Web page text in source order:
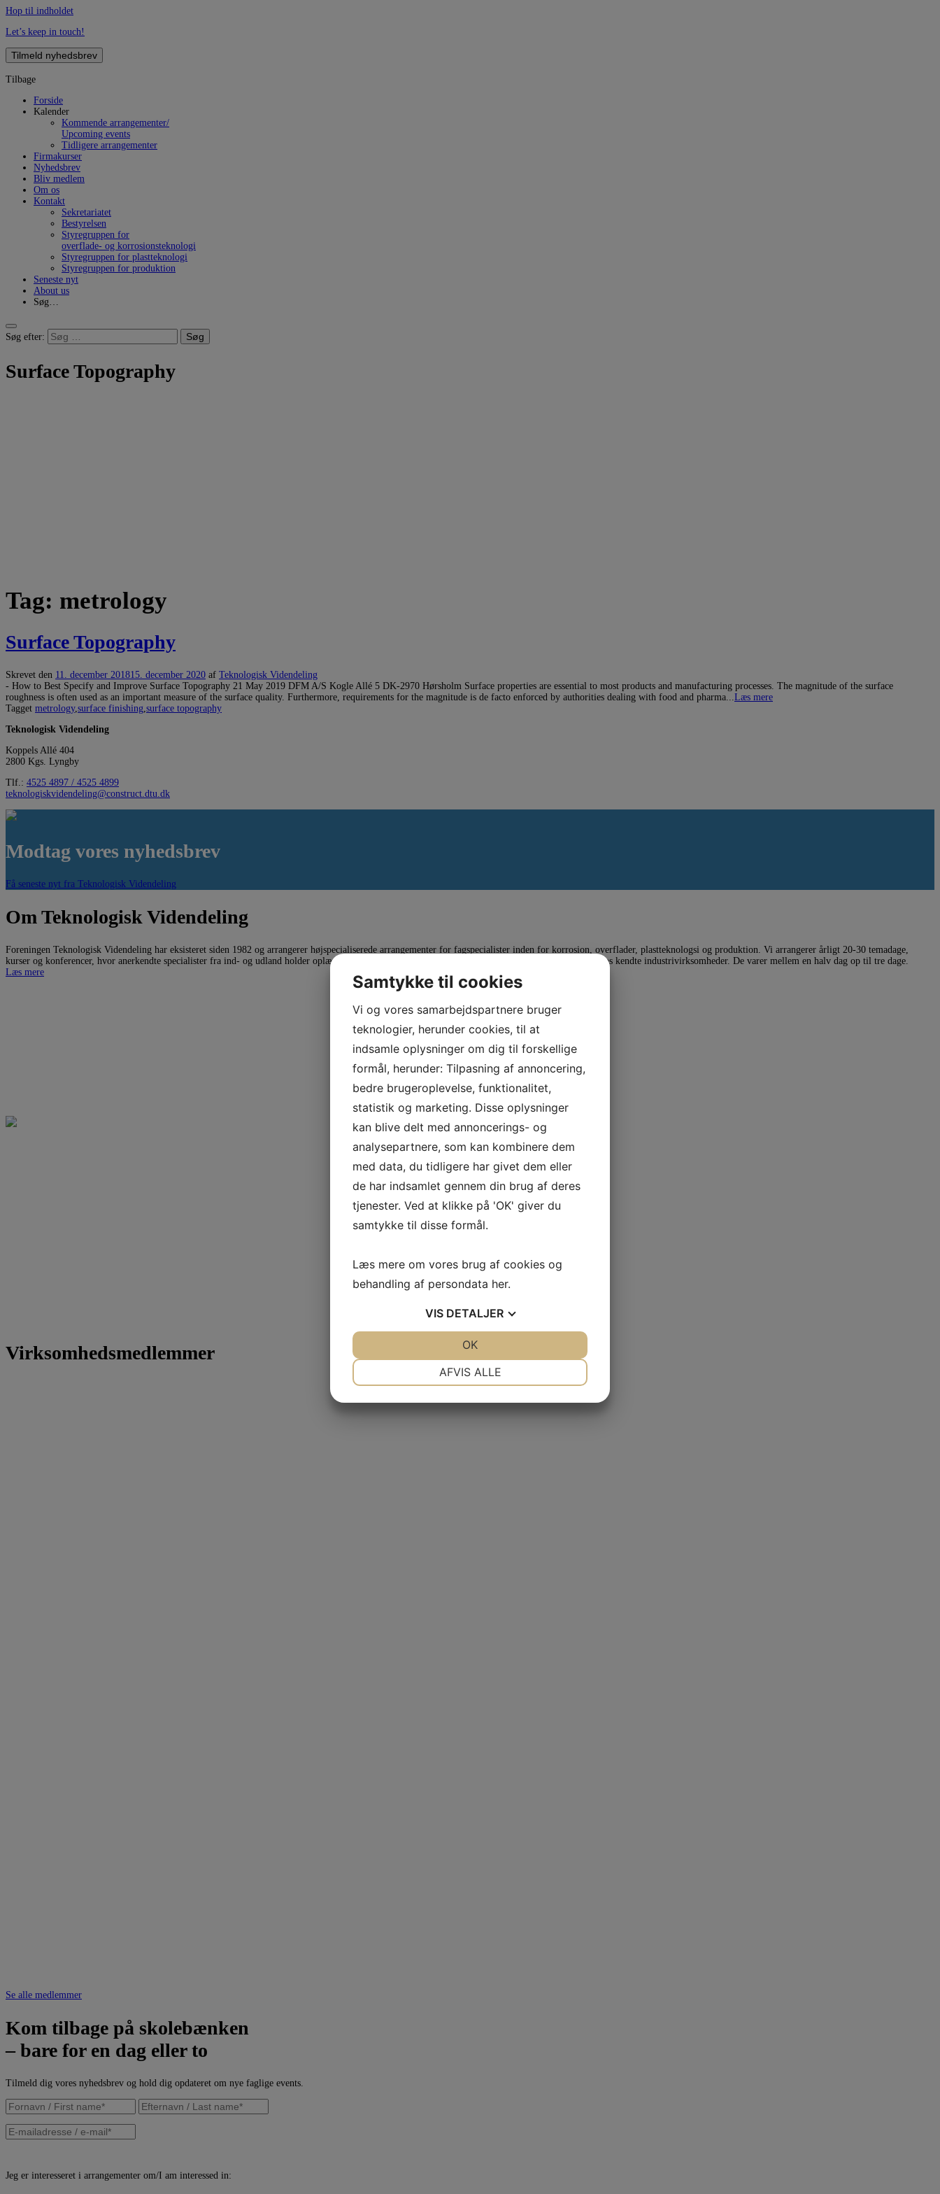
Hop til indholdet
Let’s keep in touch!
Tilmeld nyhedsbrev
Tilbage
Forside
Kalender
Kommende arrangementer/
Upcoming events
Tidligere arrangementer
Firmakurser
Nyhedsbrev
Bliv medlem
Om os
Kontakt
Sekretariatet
Bestyrelsen
Styregruppen for
overflade- og korrosionsteknologi
Styregruppen for plastteknologi
Styregruppen for produktion
Seneste nyt
About us
Søg…
Søg efter:
Surface Topography
Tag: metrology
Surface Topography
Skrevet den 11. december 201815. december 2020 af Teknologisk Videndeling
- How to Best Specify and Improve Surface Topography 21 May 2019 DFM A/S Kogle Allé 5 DK-2970 Hørsholm Surface properties are essential to most products and manufacturing processes. The magnitude of the surface
roughness is often used as an important measure of the surface quality. Furthermore, requirements for the magnitude is de facto enforced by authorities dealing with food and pharma...Læs mere
Tagget metrology,surface finishing,surface topography
Teknologisk Videndeling
Koppels Allé 404
2800 Kgs. Lyngby
Tlf.: 4525 4897 / 4525 4899
teknologiskvidendeling@construct.dtu.dk
Modtag vores nyhedsbrev
Få seneste nyt fra Teknologisk Videndeling
Om Teknologisk Videndeling
Foreningen Teknologisk Videndeling har eksisteret siden 1982 og arrangerer højspecialiserede arrangementer for fagspecialister inden for korrosion, overflader, plastteknologsi og produktion. Vi arrangerer årligt 20-30 temadage,
kurser og konferencer, hvor anerkendte specialister fra ind- og udland holder oplæg. Ofte foregår arrangementerne hos medlemsvirksomhederne eller hos kendte industrivirksomheder. De varer mellem en halv dag op til tre dage.
Læs mere
Virksomhedsmedlemmer
Se alle medlemmer
Kom tilbage på skolebænken
– bare for en dag eller to
Tilmeld dig vores nyhedsbrev og hold dig opdateret om nye faglige events.
Jeg er interesseret i arrangementer om/I am interessed in:
Samtykke til cookies
Vi og vores samarbejdspartnere bruger
teknologier, herunder cookies, til at
indsamle oplysninger om dig til forskellige
formål, herunder: Tilpasning af annoncering,
bedre brugeroplevelse, funktionalitet,
statistik og marketing. Disse oplysninger
kan blive delt med annoncerings- og
analysepartnere, som kan kombinere dem
med data, du tidligere har givet dem eller
de har indsamlet gennem din brug af deres
tjenester. Ved at klikke på 'OK' giver du
samtykke til disse formål.
Læs mere om vores brug af cookies og
behandling af persondata her.
VIS DETALJER
AFVIS ALLE
OK